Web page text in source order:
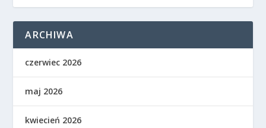
ARCHIWA
czerwiec 2026
maj 2026
kwiecień 2026